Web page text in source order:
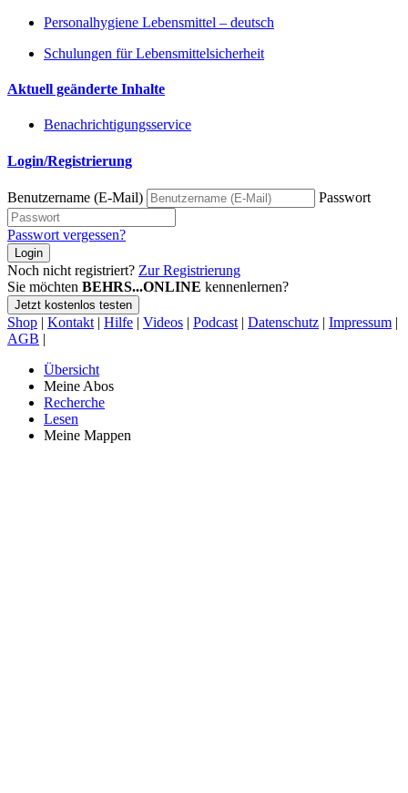
Personalhygiene Lebensmittel – deutsch
Schulungen für Lebensmittelsicherheit
Aktuell geänderte Inhalte
Benachrichtigungsservice
Login/Registrierung
Benutzername (E-Mail) Passwort
Passwort vergessen?
Login
Noch nicht registriert? Zur Registrierung
Sie möchten BEHRS...ONLINE kennenlernen?
Jetzt kostenlos testen
Shop | Kontakt | Hilfe | Videos | Podcast | Datenschutz | Impressum |
AGB |
Übersicht
Meine Abos
Recherche
Lesen
Meine Mappen